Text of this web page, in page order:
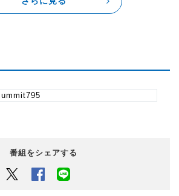
ン 爆ハンサミット！】
。
題を語り合う【THE SUMMIT TALK】
・・・【@smilesummit795】
シュタグ【#smile795】を付けてつぶ
番組をシェアする
Twitter Facebook